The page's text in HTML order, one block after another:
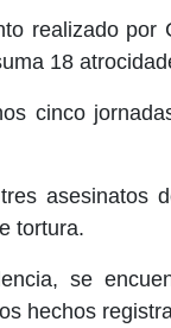
realizado
18
cinco
asesinatos
tortura.
se
hechos